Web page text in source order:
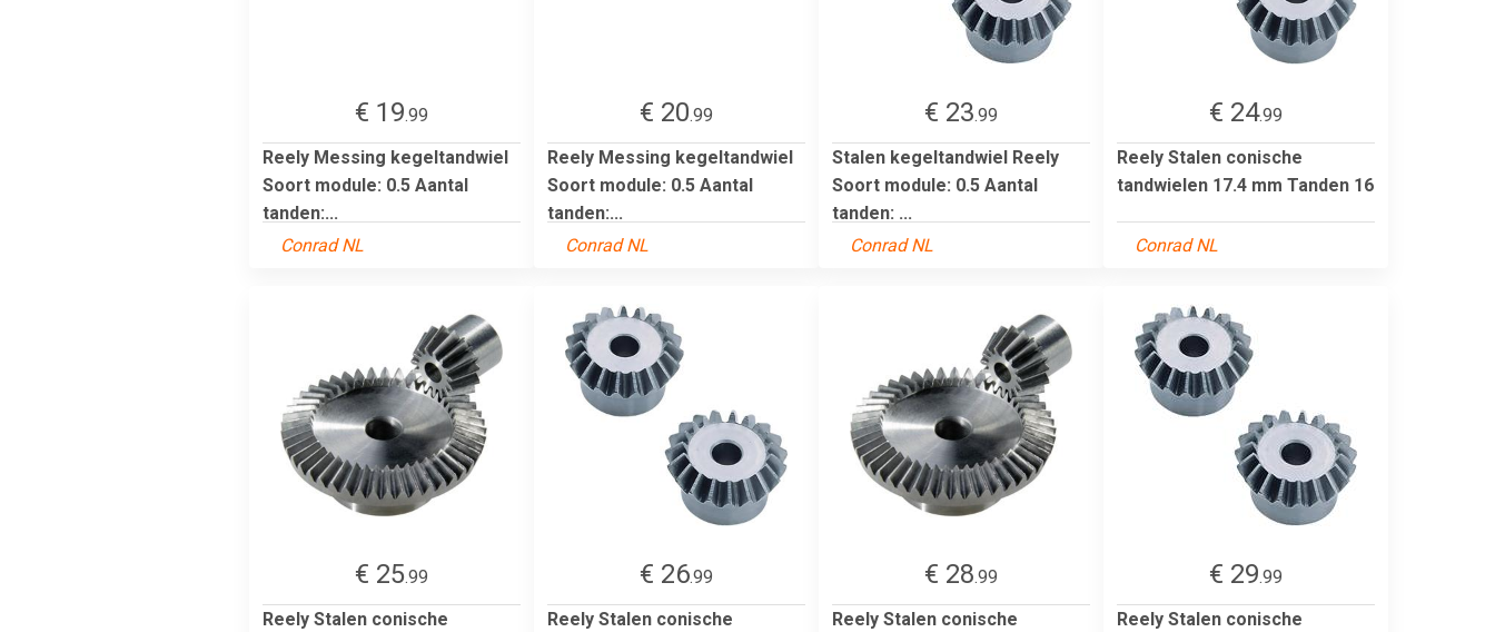
€ 19.99
Reely Messing kegeltandwiel
Soort module: 0.5 Aantal
tanden:...
Conrad NL
€ 20.99
Reely Messing kegeltandwiel
Soort module: 0.5 Aantal
tanden:...
Conrad NL
€ 23.99
Stalen kegeltandwiel Reely
Soort module: 0.5 Aantal
tanden: ...
Conrad NL
€ 24.99
Reely Stalen conische
tandwielen 17.4 mm Tanden 16
Conrad NL
€ 25.99
Reely Stalen conische
€ 26.99
Reely Stalen conische
€ 28.99
Reely Stalen conische
€ 29.99
Reely Stalen conische